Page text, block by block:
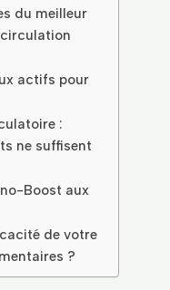
du meilleur
actifs pour
:
ne suffisent
Boost aux
de votre
?